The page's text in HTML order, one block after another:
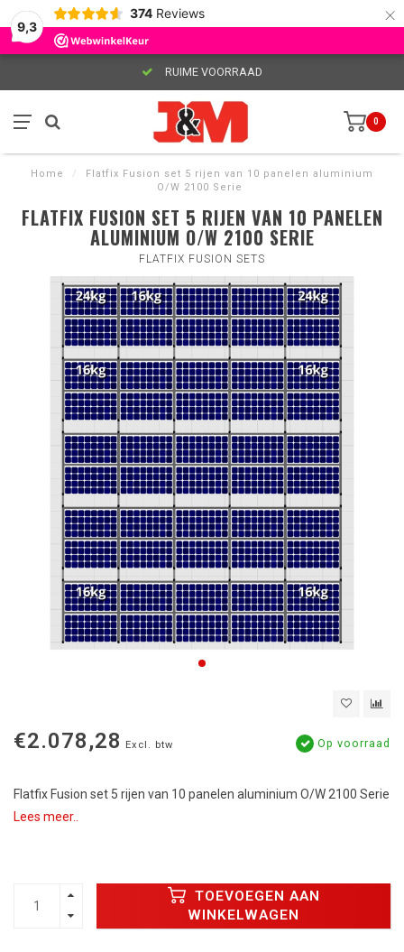
9,3
374 Reviews ×
RUIME VOORRAAD
0
Home /
Flatfix Fusion set 5 rijen van 10 panelen aluminium
O/W 2100 Serie
FLATFIX FUSION SET 5 RIJEN VAN 10 PANELEN
ALUMINIUM O/W 2100 SERIE
FLATFIX FUSION SETS
€2.078,28 Excl. btw Op voorraad
Flatfix Fusion set 5 rijen van 10 panelen aluminium O/W 2100 Serie
Lees meer..
TOEVOEGEN AAN
WINKELWAGEN